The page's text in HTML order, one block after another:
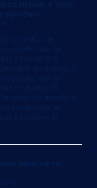
De Michelis. A Torino
Ono»
«Io sindaco di
curiosità: «Per un
mi diedero 18
«Io sindaco di
curiosità: «Per un
mi diedero 18
«Io sindaco di
curiosità: «Per un
mi diedero 18
lascia soli noi